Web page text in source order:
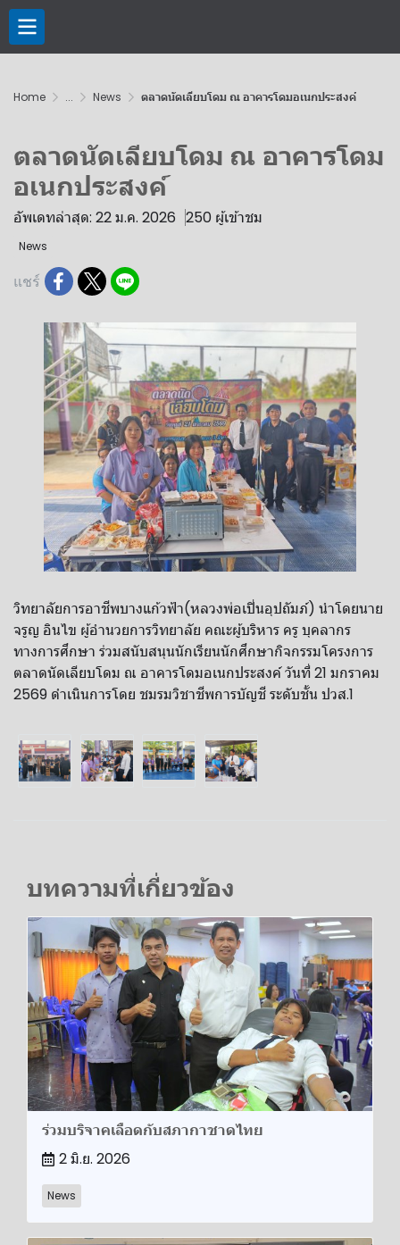
Home ... News ตลาดนัดเลียบโดม ณ อาคารโดมอเนกประสงค์
ตลาดนัดเลียบโดม ณ อาคารโดม
อเนกประสงค์
อัพเดทล่าสุด: 22 ม.ค. 2026 250 ผู้เข้าชม
News
แชร์
วิทยาลัยการอาชีพบางแก้วฟ้า(หลวงพ่อเปิ่นอุปถัมภ์) นำโดยนาย
จรูญ อินไข ผู้อำนวยการวิทยาลัย คณะผู้บริหาร ครู บุคลากร
ทางการศึกษา ร่วมสนับสนุนนักเรียนนักศึกษากิจกรรมโครงการ
ตลาดนัดเลียบโดม ณ อาคารโดมอเนกประสงค์ วันที่ 21 มกราคม
2569 ดำเนินการโดย ชมรมวิชาชีพการบัญชี ระดับชั้น ปวส.1
บทความที่เกี่ยวข้อง
ร่วม​บริจาค​เลือด​กับสภากาชาดไทย
2 มิ.ย. 2026
News